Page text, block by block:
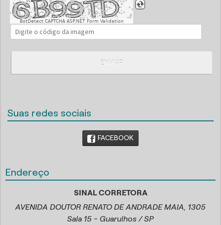
BotDetect CAPTCHA ASP.NET Form Validation
ENVIAR
Suas redes sociais
FACEBOOK
Endereço
SINAL CORRETORA
AVENIDA DOUTOR RENATO DE ANDRADE MAIA, 1305
Sala 15 - Guarulhos / SP